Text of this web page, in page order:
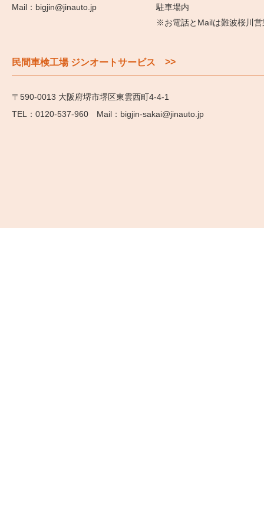
bigjin@jinauto.jp
駐車場内
※お電話とMailは難波桜川営
民間車検工場 ジンオートサービス >>
〒590-0013 大阪府堺市堺区東雲西町4-4-1
0120-537-960
bigjin-sakai@jinauto.jp